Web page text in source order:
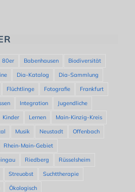
80er Babenhausen
Biodiversität
Dia-Katalog
Dia-Sammlung
Flüchtlinge Fotografie
Frankfurt
Integration
Jugendliche
Kinder Lernen
Main-Kinzig-Kreis
Musik Neustadt
Offenbach
Rhein-Main-Gebiet
Riedberg
Rüsselsheim
Streuobst
Suchttherapie
Ökologisch